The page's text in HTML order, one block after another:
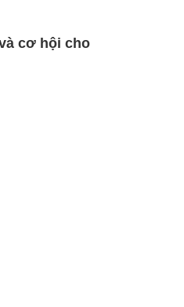
cơ hội cho